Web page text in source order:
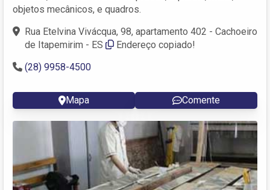
objetos mecânicos, e quadros.
Rua Etelvina Vivácqua, 98, apartamento 402 - Cachoeiro
de Itapemirim - ES
Endereço copiado!
(28) 9958-4500
Mapa Comente